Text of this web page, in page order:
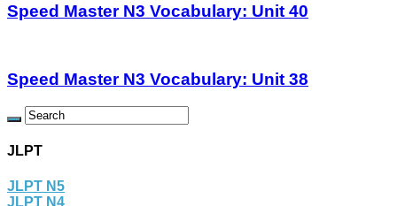
Speed Master N3 Vocabulary: Unit 40
Speed Master N3 Vocabulary: Unit 38
JLPT
JLPT N5
JLPT N4